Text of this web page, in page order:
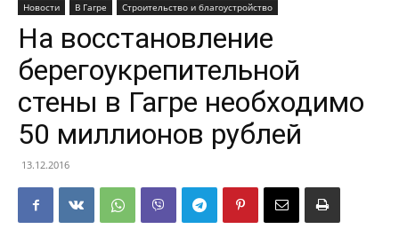
Гагрского
района
Новости В Гагре Строительство и благоустройство
На восстановление
берегоукрепительной
стены в Гагре необходимо
50 миллионов рублей
13.12.2016